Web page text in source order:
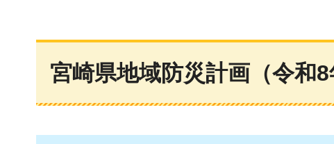
宮崎県地域防災計画（令和8